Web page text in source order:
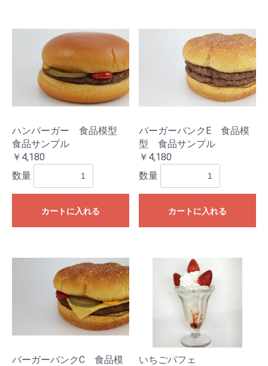
ハンバーガー 食品模型
食品サンプル
￥4,180
数量
カートに入れる
バーガーバンクE 食品模
型 食品サンプル
￥4,180
数量
カートに入れる
バーガーバンクC 食品模
いちごパフェ